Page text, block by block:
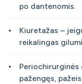
po dantenomis.
Kiuretažas –
reikalingas
pažengęs,